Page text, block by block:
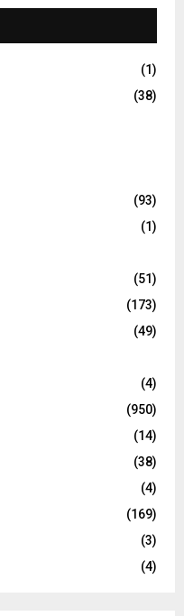
(1)
(38)
(93)
(1)
(51)
(173)
(49)
(4)
(950)
(14)
(38)
(4)
(169)
(3)
(4)